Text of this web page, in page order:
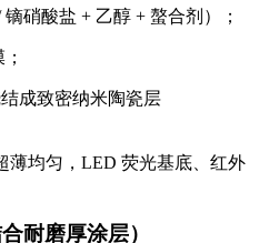
硝酸盐 + 乙醇 + 螯合剂）；
成致密纳米陶瓷层
薄均匀，LED 荧光基底、红外
耐磨厚涂层）